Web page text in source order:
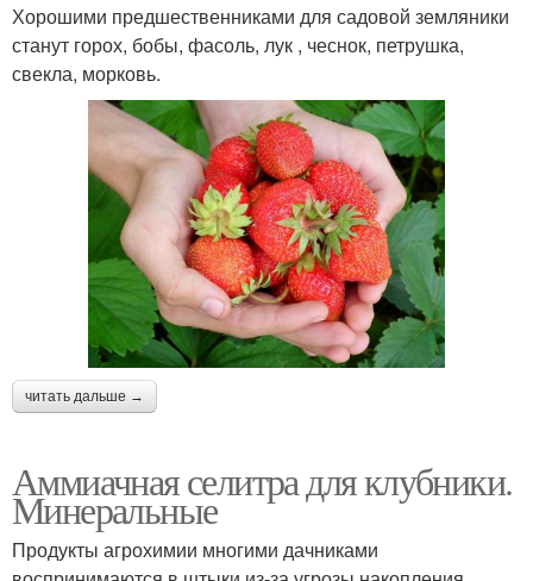
Хорошими предшественниками для садовой земляники
станут горох, бобы, фасоль, лук , чеснок, петрушка,
свекла, морковь.
читать дальше →
Аммиачная селитра для клубники.
Минеральные
Продукты агрохимии многими дачниками